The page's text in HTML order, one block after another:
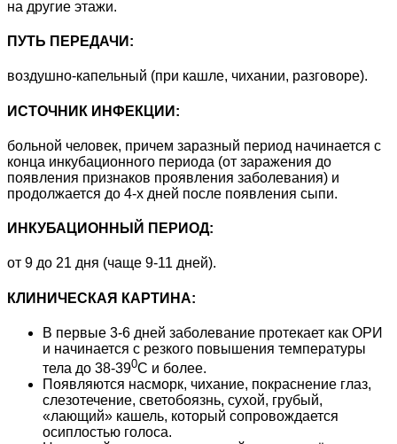
на другие этажи.
ПУТЬ ПЕРЕДАЧИ:
воздушно-капельный (при кашле, чихании, разговоре).
ИСТОЧНИК ИНФЕКЦИИ:
больной человек, причем заразный период начинается с
конца инкубационного периода (от заражения до
появления признаков проявления заболевания) и
продолжается до 4-х дней после появления сыпи.
ИНКУБАЦИОННЫЙ ПЕРИОД:
от 9 до 21 дня (чаще 9-11 дней).
КЛИНИЧЕСКАЯ КАРТИНА:
В первые 3-6 дней заболевание протекает как ОРИ
и начинается с резкого повышения температуры
тела до 38-390С и более.
Появляются насморк, чихание, покраснение глаз,
слезотечение, светобоязнь, сухой, грубый,
«лающий» кашель, который сопровождается
осиплостью голоса.